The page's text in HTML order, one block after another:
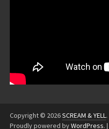
Copyright © 2026SCREAM & YELL.
Proudly powered byWordPress. |